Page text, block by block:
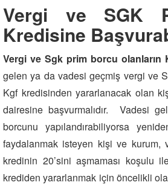
Vergi ve SGK
Kredisine
Vergi ve Sgk prim borcu olanların
gelen ya da vadesi geçmiş vergi ve
Kgf kredisinden yararlanacak olan
dairesine başvurmalıdır. Vadesi
borcunu yapılandırabiliyorsa
faydalanmak isteyen kişi ve kurum,
kredinin 20’sini aşmaması koşulu
krediden yararlanmak için öncelikli